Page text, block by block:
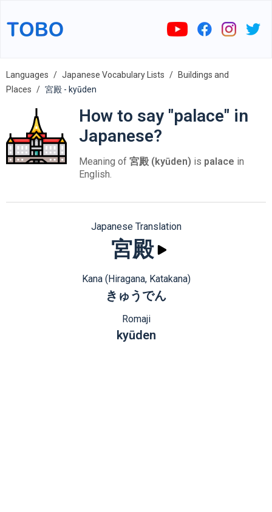
Languages Japanese Vocabulary Lists
Buildings and
Places
宮殿 - kyūden
How to say "palace" in
Japanese?
Meaning of 宮殿 (kyūden) is palace in
English.
Japanese Translation
宮殿
Kana (Hiragana, Katakana)
きゅうでん
Romaji
kyūden